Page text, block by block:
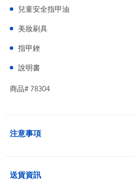
兒童安全指甲油
美妝刷具
指甲銼
說明書
商品# 78304
注意事項
送貨資訊